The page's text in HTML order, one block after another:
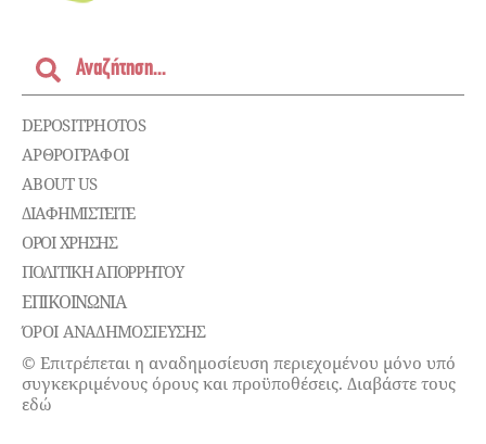
DEPOSITPHOTOS
ΑΡΘΡΟΓΡΑΦΟΙ
ABOUT US
ΔΙΑΦΗΜΙΣΤΕΊΤΕ
ΌΡΟΙ ΧΡΉΣΗΣ
ΠΟΛΙΤΙΚΉ ΑΠΟΡΡΉΤΟΥ
ΕΠΙΚΟΙΝΩΝΊΑ
ΌΡΟΙ ΑΝΑΔΗΜΟΣΙΕΥΣΗΣ
© Επιτρέπεται η αναδημοσίευση περιεχομένου μόνο υπό
συγκεκριμένους όρους και προϋποθέσεις. Διαβάστε τους
εδώ